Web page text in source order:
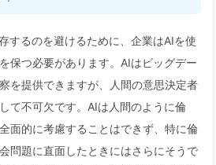
するのを避けるために、企業はAIを使
保つ必要があります。AIはビッグデー
を提供できますが、人間の意思決定者
て不可欠です。AIは人間のように倫
面的に考慮することはできず、特に倫
問題に直面したときにはさらにそうで